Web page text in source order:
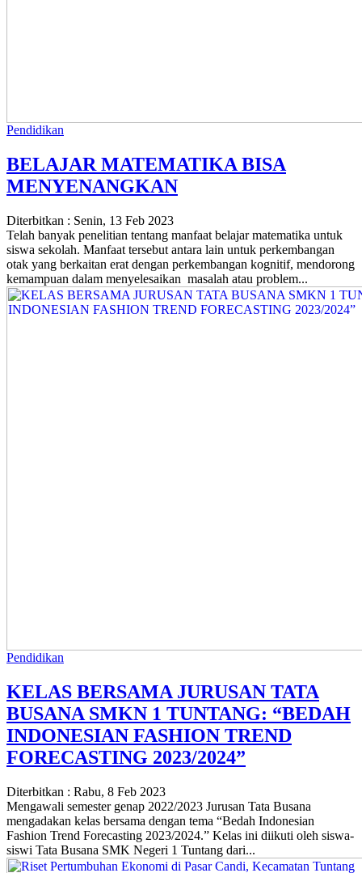
Pendidikan
BELAJAR MATEMATIKA BISA
MENYENANGKAN
Diterbitkan : Senin, 13 Feb 2023
Telah banyak penelitian tentang manfaat belajar matematika untuk
siswa sekolah. Manfaat tersebut antara lain untuk perkembangan
otak yang berkaitan erat dengan perkembangan kognitif, mendorong
kemampuan dalam menyelesaikan masalah atau problem...
Pendidikan
KELAS BERSAMA JURUSAN TATA
BUSANA SMKN 1 TUNTANG: “BEDAH
INDONESIAN FASHION TREND
FORECASTING 2023/2024”
Diterbitkan : Rabu, 8 Feb 2023
Mengawali semester genap 2022/2023 Jurusan Tata Busana
mengadakan kelas bersama dengan tema “Bedah Indonesian
Fashion Trend Forecasting 2023/2024.” Kelas ini diikuti oleh siswa-
siswi Tata Busana SMK Negeri 1 Tuntang dari...